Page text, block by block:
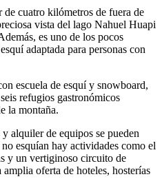
cuatro kilómetros de fuera de
vista del lago Nahuel Huapi
es uno de los pocos
adaptada para personas con
escuela de esquí y snowboard,
refugios gastronómicos
la montaña.
alquiler de equipos se pueden
esquían hay actividades como el
y un vertiginoso circuito de
oferta de hoteles, hosterías